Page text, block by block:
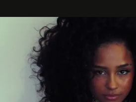
neerstrijkt in Saint-Tropez. Dit zijn
die deze zomer de toon zetten,
zwoele nachten.